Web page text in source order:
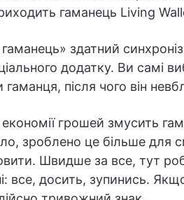
гаманець Living
здатний
додатку. Ви самі
після чого він
грошей змусить
зроблено це більше для
Швидше за все, тут
все, досить, зупинись.